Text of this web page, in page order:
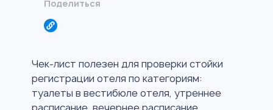
Поделиться
Чек-лист полезен для проверки стойки
регистрации отеля по категориям:
туалеты в вестибюле отеля, утреннее